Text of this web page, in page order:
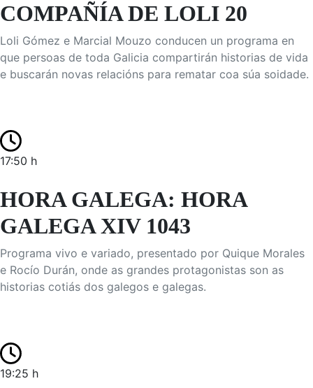
COMPAÑÍA DE LOLI 20
Loli Gómez e Marcial Mouzo conducen un programa en
que persoas de toda Galicia compartirán historias de vida
e buscarán novas relacións para rematar coa súa soidade.
17:50 h
HORA GALEGA: HORA
GALEGA XIV 1043
Programa vivo e variado, presentado por Quique Morales
e Rocío Durán, onde as grandes protagonistas son as
historias cotiás dos galegos e galegas.
19:25 h